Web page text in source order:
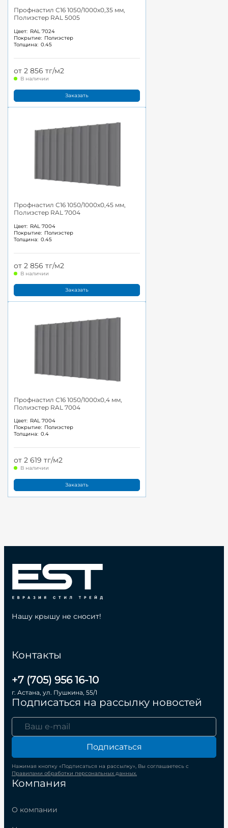
Профнастил С16 1050/1000x0,35 мм,
Полиэстер RAL 5005
Цвет: RAL 7024
Покрытие: Полиэстер
Толщина: 0.45
от 2 856 тг/м2
В наличии
Заказать
Профнастил С16 1050/1000x0,45 мм,
Полиэстер RAL 7004
Цвет: RAL 7004
Покрытие: Полиэстер
Толщина: 0.45
от 2 856 тг/м2
В наличии
Заказать
Профнастил С16 1050/1000x0,4 мм,
Полиэстер RAL 7004
Цвет: RAL 7004
Покрытие: Полиэстер
Толщина: 0.4
от 2 619 тг/м2
В наличии
Заказать
Компания
О компании
Контакты
+7 (705) 956 16-10
г. Астана, ул. Пушкина, 55/1
Подписаться на рассылку новостей
Подписаться
Нажимая кнопку «Подписаться на рассылку», Вы соглашаетесь с
Правилами обработки персональных данных.
Нашу крышу не сносит!